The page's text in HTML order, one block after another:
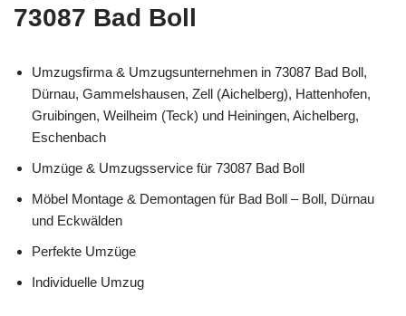
73087 Bad Boll
Umzugsfirma & Umzugsunternehmen in 73087 Bad Boll,
Dürnau, Gammelshausen, Zell (Aichelberg), Hattenhofen,
Gruibingen, Weilheim (Teck) und Heiningen, Aichelberg,
Eschenbach
Umzüge & Umzugsservice für 73087 Bad Boll
Möbel Montage & Demontagen für Bad Boll – Boll, Dürnau
und Eckwälden
Perfekte Umzüge
Individuelle Umzug